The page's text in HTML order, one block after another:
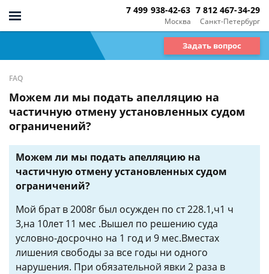
Москва
7 499 938-42-63
Санкт-Петербург
7 812 467-34-29
Задать вопрос
FAQ
Можем ли мы подать апелляцию на
частичную отмену установленных судом
ограничений?
Можем ли мы подать апелляцию на
частичную отмену установленных судом
ограничений?
Мой брат в 2008г был осужден по ст 228.1,ч1 ч
3,на 10лет 11 мес .Вышел по решению суда
условно-досрочно на 1 год и 9 мес.Вместах
лишения свободы за все годы ни одного
нарушения. При обязательной явки 2 раза в